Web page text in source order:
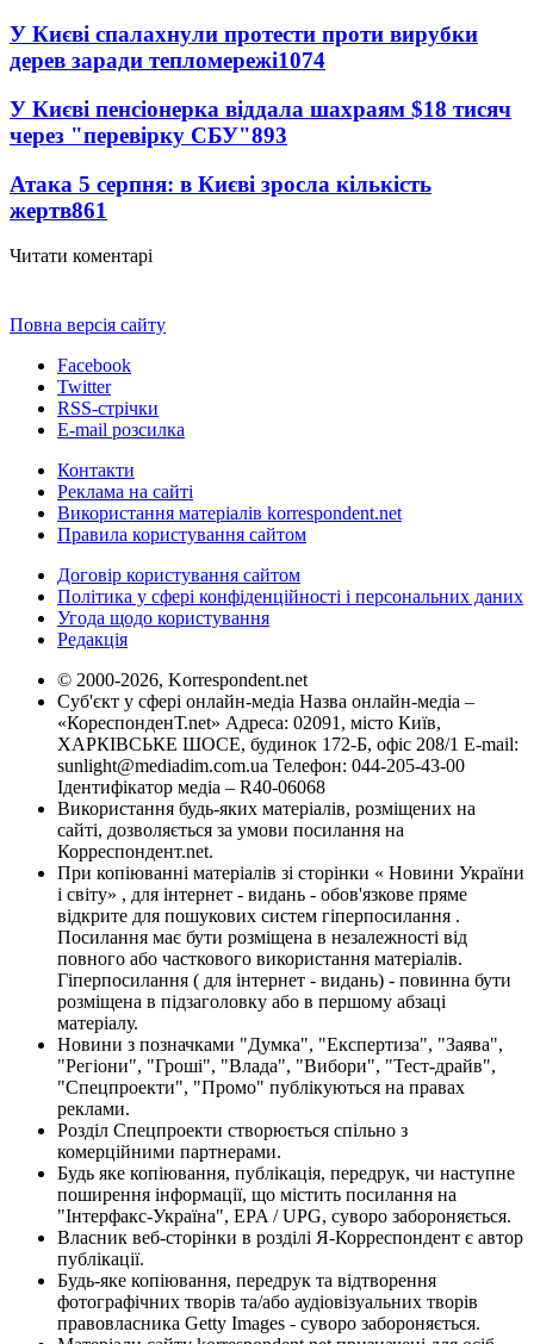
У Києві спалахнули протести проти вирубки
дерев заради тепломережі1074
У Києві пенсіонерка віддала шахраям $18 тисяч
через "перевірку СБУ"893
Атака 5 серпня: в Києві зросла кількість
жертв861
Читати коментарі
Повна версія сайту
Facebook
Twitter
RSS-стрічки
E-mail розсилка
Контакти
Реклама на сайті
Використання матеріалів korrespondent.net
Правила користування сайтом
Договір користування сайтом
Політика у сфері конфіденційності і персональних даних
Угода щодо користування
Редакція
© 2000-2026, Korrespondent.net
Суб'єкт у сфері онлайн-медіа Назва онлайн-медіа –
«КореспонденТ.net» Адреса: 02091, місто Київ,
ХАРКІВСЬКЕ ШОСЕ, будинок 172-Б, офіс 208/1 E-mail:
sunlight@mediadim.com.ua Телефон: 044-205-43-00
Ідентифікатор медіа – R40-06068
Використання будь-яких матеріалів, розміщених на
сайті, дозволяється за умови посилання на
Корреспондент.net.
При копіюванні матеріалів зі сторінки « Новини України
і світу» , для інтернет - видань - обов'язкове пряме
відкрите для пошукових систем гіперпосилання .
Посилання має бути розміщена в незалежності від
повного або часткового використання матеріалів.
Гіперпосилання ( для інтернет - видань) - повинна бути
розміщена в підзаголовку або в першому абзаці
матеріалу.
Новини з позначками "Думка", "Експертиза", "Заява",
"Регіони", "Гроші", "Влада", "Вибори", "Тест-драйв",
"Спецпроекти", "Промо" публікуються на правах
реклами.
Розділ Спецпроекти створюється спільно з
комерційними партнерами.
Будь яке копіювання, публікація, передрук, чи наступне
поширення інформації, що містить посилання на
"Інтерфакс-Україна", EPA / UPG, суворо забороняється.
Власник веб-сторінки в розділі Я-Корреспондент є автор
публікації.
Будь-яке копіювання, передрук та відтворення
фотографічних творів та/або аудіовізуальних творів
правовласника Getty Images - суворо забороняється.